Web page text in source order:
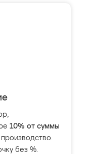
10% от суммы
без %.